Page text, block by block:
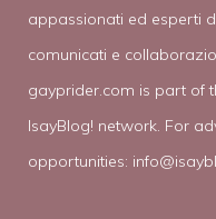
appassionati ed esperti
comunicati e
gayprider.com is part of
IsayBlog! network. For
opportunities: